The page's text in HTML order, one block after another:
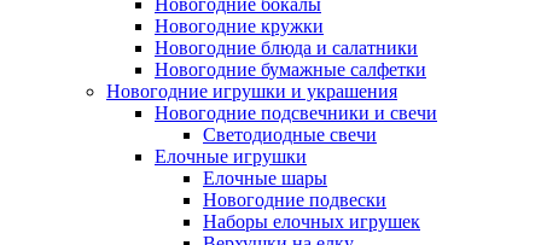
Новогодние бокалы
Новогодние кружки
Новогодние блюда и салатники
Новогодние бумажные салфетки
Новогодние игрушки и украшения
Новогодние подсвечники и свечи
Светодиодные свечи
Елочные игрушки
Елочные шары
Новогодние подвески
Наборы елочных игрушек